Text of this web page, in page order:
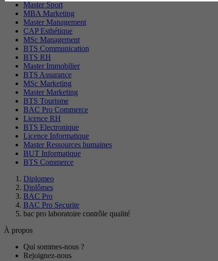
Master Sport
MBA Marketing
Master Management
CAP Esthétique
MSc Management
BTS Communication
BTS RH
Master Immobilier
BTS Assurance
MSc Marketing
Master Marketing
BTS Tourisme
BAC Pro Commerce
Licence RH
BTS Electronique
Licence Informatique
Master Ressources humaines
BUT Informatique
BTS Commerce
Diplomeo
Diplômes
BAC Pro
BAC Pro Securite
bac pro laboratoire contrôle qualité
À propos
Qui sommes-nous ?
Rejoignez-nous